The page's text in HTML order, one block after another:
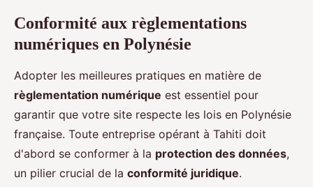
Conformité aux règlementations
numériques en Polynésie
Adopter les meilleures pratiques en matière de
règlementation numérique est essentiel pour
garantir que votre site respecte les lois en Polynésie
française. Toute entreprise opérant à Tahiti doit
d'abord se conformer à la protection des données,
un pilier crucial de la conformité juridique.